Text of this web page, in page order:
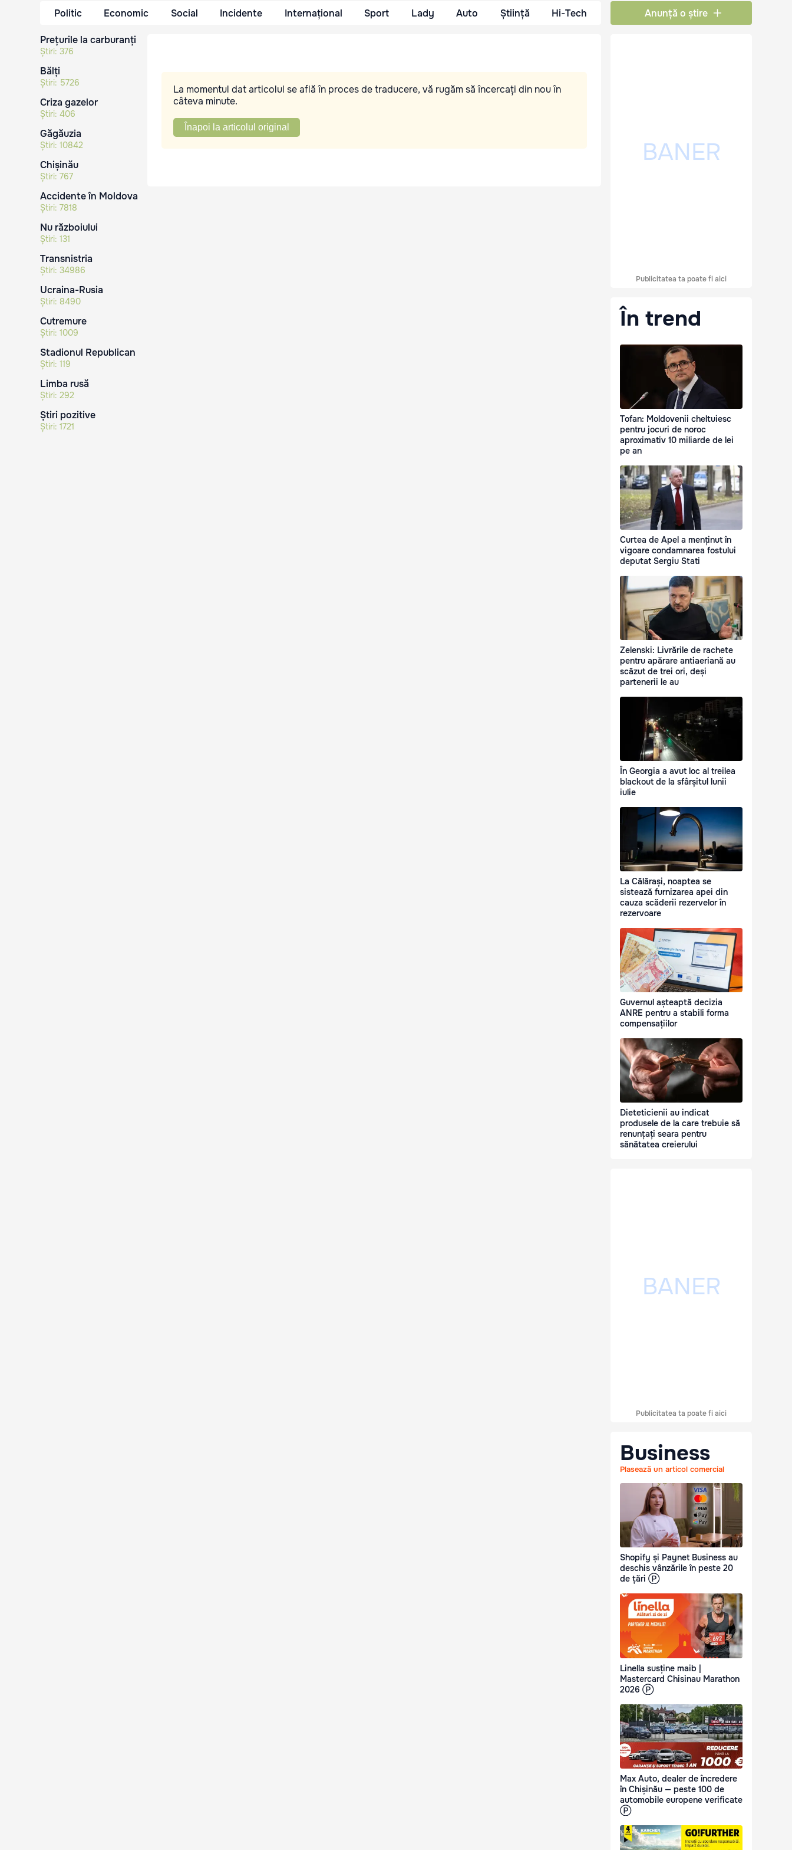
Politic Economic Social Incidente Internațional Sport Lady Auto Știință Hi-Tech Anunță o știre
Prețurile la carburanți
Știri: 376
Bălți
Știri: 5726
Criza gazelor
Știri: 406
Găgăuzia
Știri: 10842
Chișinău
Știri: 767
Accidente în Moldova
Știri: 7818
Nu războiului
Știri: 131
Transnistria
Știri: 34986
Ucraina-Rusia
Știri: 8490
Cutremure
Știri: 1009
Stadionul Republican
Știri: 119
Limba rusă
Știri: 292
Știri pozitive
Știri: 1721
La momentul dat articolul se află în proces de traducere, vă rugăm să încercați din nou în
câteva minute.
Înapoi la articolul original
Publicitatea ta poate fi aici
În trend
Tofan: Moldovenii cheltuiesc
pentru jocuri de noroc
aproximativ 10 miliarde de lei
pe an
Curtea de Apel a menținut în
vigoare condamnarea fostului
deputat Sergiu Stati
Zelenski: Livrările de rachete
pentru apărare antiaeriană au
scăzut de trei ori, deși
partenerii le au
În Georgia a avut loc al treilea
blackout de la sfârșitul lunii
iulie
La Călărași, noaptea se
sistează furnizarea apei din
cauza scăderii rezervelor în
rezervoare
Guvernul așteaptă decizia
ANRE pentru a stabili forma
compensațiilor
Dieteticienii au indicat
produsele de la care trebuie să
renunțați seara pentru
sănătatea creierului
Publicitatea ta poate fi aici
Business
Plasează un articol comercial
Shopify și Paynet Business au
deschis vânzările în peste 20
de țări Ⓟ
Linella susține maib |
Mastercard Chisinau Marathon
2026 Ⓟ
Max Auto, dealer de încredere
în Chișinău — peste 100 de
automobile europene verificate
Ⓟ